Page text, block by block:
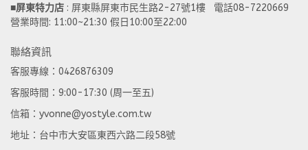
■屏東特力店 : 屏東縣屏東市民生路2-27號1樓   電話08-7220669
營業時間: 11:00~21:30 假日10:00至22:00
聯絡資訊
客服專線：0426876309
客服時間：9:00-17:30 (周一至五)
信箱：yvonne@yostyle.com.tw
地址：台中市大安區東西六路二段58號